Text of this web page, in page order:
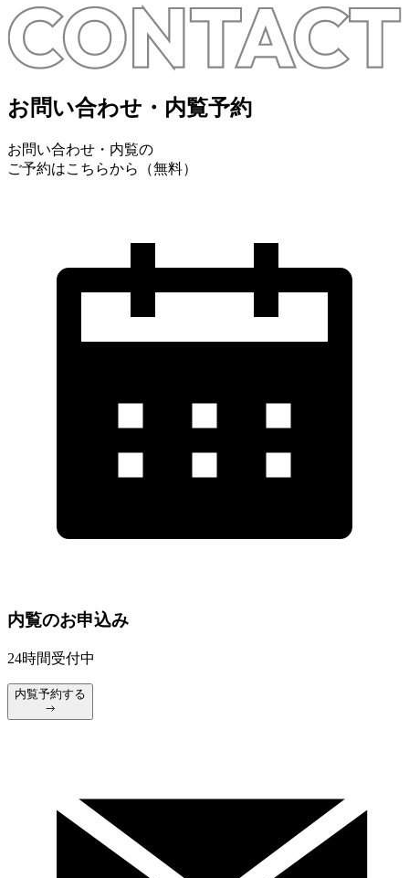
お問い合わせ・内覧予約
お問い合わせ・内覧の
ご予約はこちらから（無料）
内覧のお申込み
24時間受付中
内覧予約する